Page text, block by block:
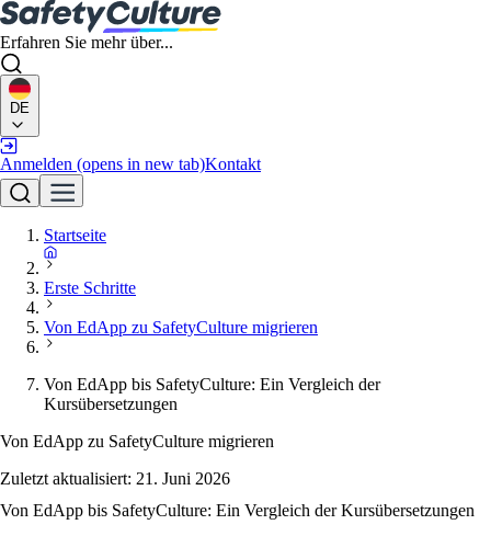
Erfahren Sie mehr über...
DE
Anmelden (opens in new tab)Kontakt
Startseite
Erste Schritte
Von EdApp zu SafetyCulture migrieren
Von EdApp bis SafetyCulture: Ein Vergleich der
Kursübersetzungen
Von EdApp zu SafetyCulture migrieren
Zuletzt aktualisiert: 21. Juni 2026
Von EdApp bis SafetyCulture: Ein Vergleich der Kursübersetzungen